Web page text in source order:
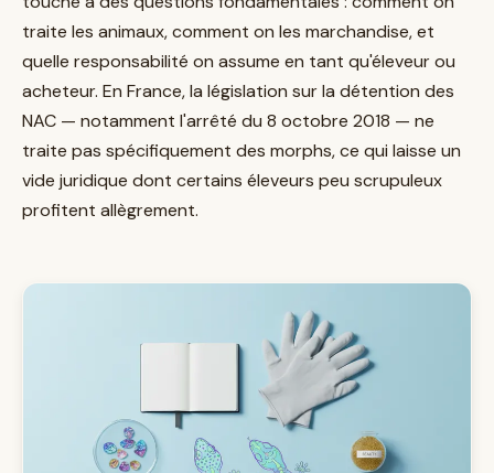
traite les animaux, comment on les marchandise, et
quelle responsabilité on assume en tant qu'éleveur ou
acheteur. En France, la législation sur la détention des
NAC — notamment l'arrêté du 8 octobre 2018 — ne
traite pas spécifiquement des morphs, ce qui laisse un
vide juridique dont certains éleveurs peu scrupuleux
profitent allègrement.